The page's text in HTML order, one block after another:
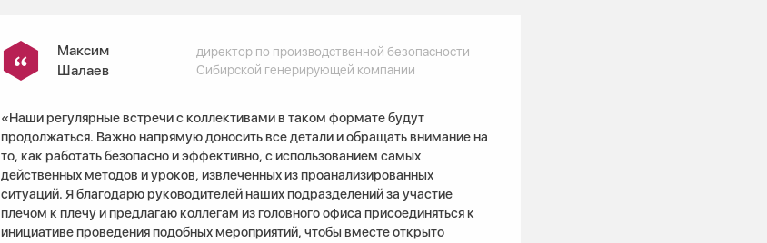
Максим
Шалаев
директор по производственной безопасности
Сибирской генерирующей компании
«Наши регулярные встречи с коллективами в таком формате будут
продолжаться. Важно напрямую доносить все детали и обращать внимание на
то, как работать безопасно и эффективно, с использованием самых
действенных методов и уроков, извлеченных из проанализированных
ситуаций. Я благодарю руководителей наших подразделений за участие
плечом к плечу и предлагаю коллегам из головного офиса присоединяться к
инициативе проведения подобных мероприятий, чтобы вместе открыто